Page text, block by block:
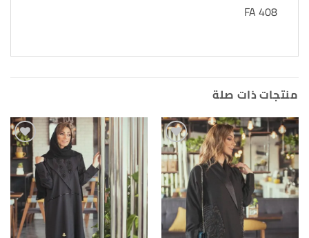
FA 408
منتجات ذات صلة
Add to
wishlist
Add to
wishlist